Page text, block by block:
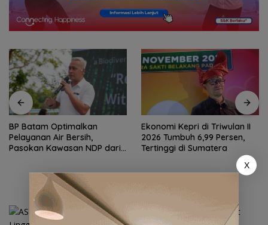
BP Batam Optimalkan
Pelayanan Air Bersih,
Pasokan Kawasan NDP dari
Ekonomi Kepri di Triwulan II
2026 Tumbuh 6,99 Persen,
Tertinggi di Sumatera
X